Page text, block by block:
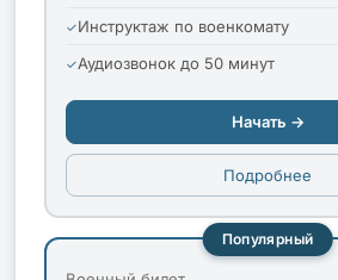
Инструктаж по военкомату
Аудиозвонок до 50 минут
Начать →
Подробнее
Популярный